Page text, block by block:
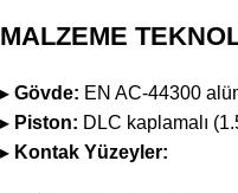
MALZEME
▸ Gövde: EN AC-44300
▸ Piston: DLC kaplamalı
▸ Kontak Yüzeyler: